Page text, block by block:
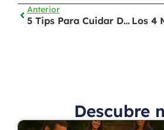
Anterior
5 Tips Para Cuidar De La Planta De La Alegría O Impatiens
Descubre